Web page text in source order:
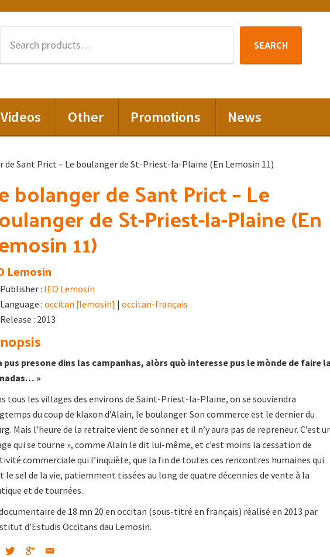
SEARCH
Videos Other Promotions News
de Sant Prict – Le boulanger de St-Priest-la-Plaine (En Lemosin 11)
bolanger de Sant Prict – Le
de St-Priest-la-Plaine (En
11)
Lemosin
Publisher : IEO Lemosin
Language : occitan [lemosin] | occitan-français
Release : 2013
pus presone dins las campanhas, alòrs quò interesse pus le mònde de faire
»
tous les villages des environs de Saint-Priest-la-Plaine, on se souviendra
du coup de klaxon d’Alain, le boulanger. Son commerce est le dernier du
Mais l’heure de la retraite vient de sonner et il n’y aura pas de repreneur. C’est
qui se tourne », comme Alain le dit lui-même, et c’est moins la cessation de
commerciale qui l’inquiète, que la fin de toutes ces rencontres humaines qui
le sel de la vie, patiemment tissées au long de quatre décennies de vente à la
et de tournées.
de 18 mn 20 en occitan (sous-titré en français) réalisé en 2013 par
d’Estudis Occitans dau Lemosin.